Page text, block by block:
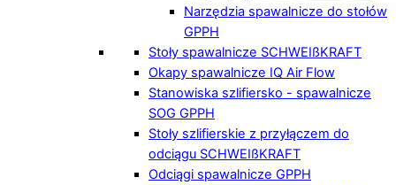
Narzędzia spawalnicze do stołów
GPPH
Stoły spawalnicze SCHWEIßKRAFT
Okapy spawalnicze IQ Air Flow
Stanowiska szlifiersko - spawalnicze
SOG GPPH
Stoły szlifierskie z przyłączem do
odciągu SCHWEIßKRAFT
Odciągi spawalnicze GPPH